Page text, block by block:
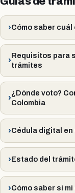
Cómo saber
Requisitos para
trámites
¿Dónde voto?
Colombia
Cédula digital
Estado del
Cómo saber si